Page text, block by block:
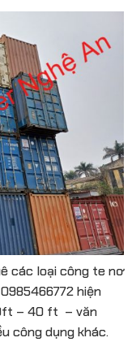
các loại công te nơ
hiện
– 40 ft – văn
công dụng khác.